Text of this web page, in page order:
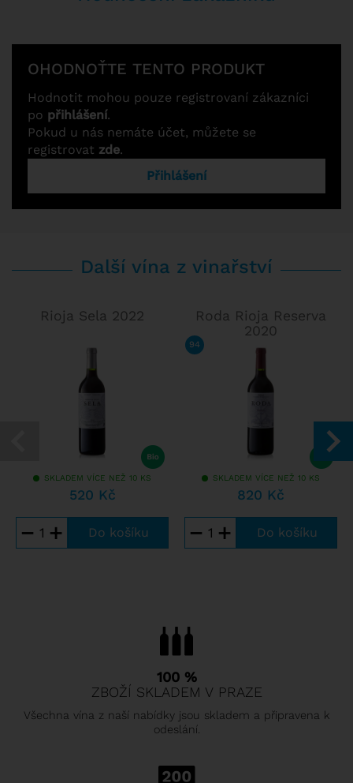
OHODNOŤTE TENTO PRODUKT
Hodnotit mohou pouze registrovaní zákazníci
po přihlášení.
Pokud u nás nemáte účet, můžete se
registrovat zde.
Přihlášení
Další vína z vinařství
Rioja Sela 2022
SKLADEM VÍCE NEŽ 10 KS
520 Kč
− +
Roda Rioja Reserva
2020
94
SKLADEM VÍCE NEŽ 10 KS
820 Kč
− +
100 %
ZBOŽÍ SKLADEM V PRAZE
Všechna vína z naší nabídky jsou skladem a připravena k
odeslání.